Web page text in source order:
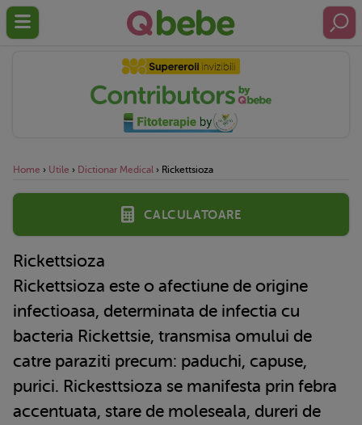
Home › Utile › Dictionar Medical › Rickettsioza
Calculatoare
Rickettsioza
Rickettsioza este o afectiune de origine
infectioasa, determinata de infectia cu
bacteria Rickettsie, transmisa omului de
catre paraziti precum: paduchi, capuse,
purici. Rickesttsioza se manifesta prin febra
accentuata, stare de moleseala, dureri de